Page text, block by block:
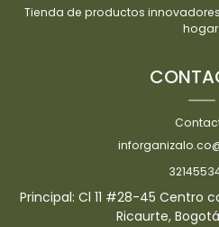
Tienda de productos
hogar.
Principal: Cl 11 #28-45 Centro
Ricaurte,